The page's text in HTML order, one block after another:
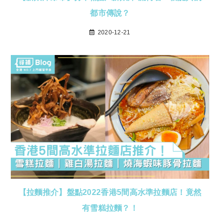
都市傳說？
2020-12-21
【拉麵推介】盤點2022香港5間高水準拉麵店！竟然
有雪糕拉麵？！